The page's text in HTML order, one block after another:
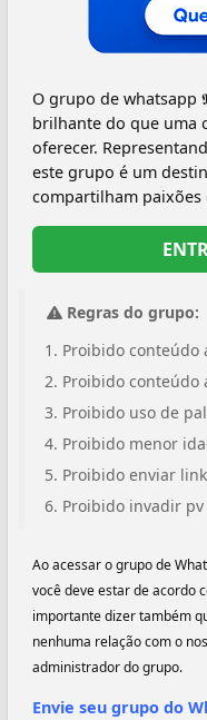
O grupo de whatsapp
brilhante do que uma
oferecer.
este grupo é um
compartilham paixões
Regras do grupo:
Proibido conteúdo
Proibido conteúdo
Proibido uso de
Proibido menor
Proibido enviar
Proibido invadir pv
Ao acessar o grupo de
você deve estar de acordo
importante dizer também
nenhuma relação com o
administrador do grupo.
Envie seu grupo do